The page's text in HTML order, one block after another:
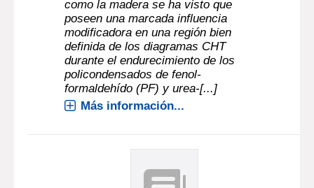
como la madera se ha visto que
poseen una marcada influencia
modificadora en una región bien
definida de los diagramas CHT
durante el endurecimiento de los
policondensados de fenol-
formaldehído (PF) y urea-[...]
Más información...